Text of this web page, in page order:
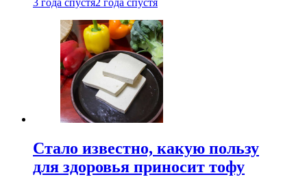
3 года спустя2 года спустя
Стало известно, какую пользу
для здоровья приносит тофу